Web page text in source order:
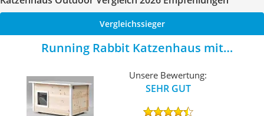
Vergleichssieger
Running Rabbit Katzenhaus mit
Unsere Bewertung:
SEHR GUT